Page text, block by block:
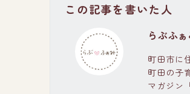
この記事を書いた人
らぶふ
町田市に
町田の子
マガジン